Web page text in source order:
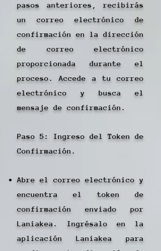
pasos anteriores, recibirás
un correo electrónico de
confirmación en la dirección
de correo electrónico
proporcionada durante el
proceso. Accede a tu correo
electrónico y busca el
mensaje de confirmación.
Paso 5: Ingreso del Token de
Confirmación.
Abre el correo electrónico y
encuentra el token de
confirmación enviado por
Laniakea. Ingrésalo en la
aplicación Laniakea para